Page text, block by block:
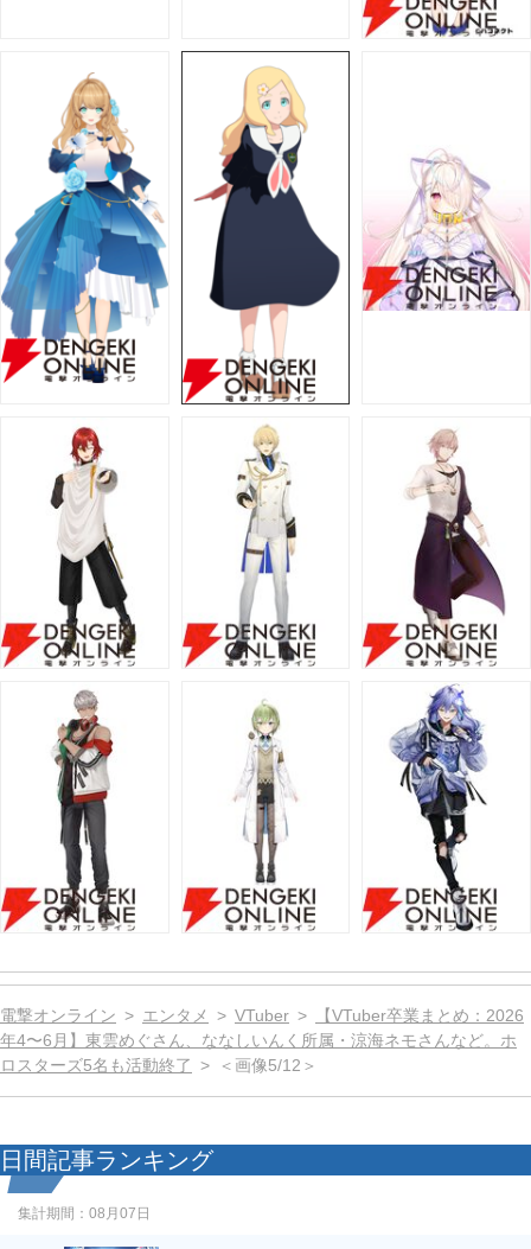
電撃オンライン エンタメ VTuber
【VTuber卒業まとめ：2026
年4〜6月】東雲めぐさん、ななしいんく所属・涼海ネモさんなど。ホ
ロスターズ5名も活動終了
＜画像5/12＞
日間記事ランキング
集計期間： 08月07日